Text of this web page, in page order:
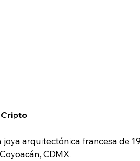
joya arquitectónica francesa de
CDMX.